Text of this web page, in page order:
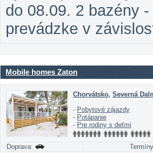
do 08.09. 2 bazény
prevádzke v
Mobile homes Zaton
Chorvátsko, Severná
- Pobytové zájazdy
- Potápanie
- Pre rodiny s deťmi
Doprava: